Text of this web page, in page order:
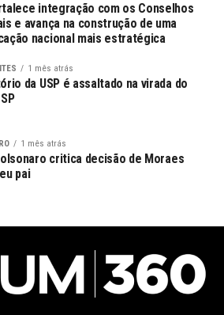
integração com os Conselhos
e avança na construção de uma
nacional mais estratégica
1 mês atrás
da USP é assaltado na virada do
1 mês atrás
critica decisão de Moraes
pai